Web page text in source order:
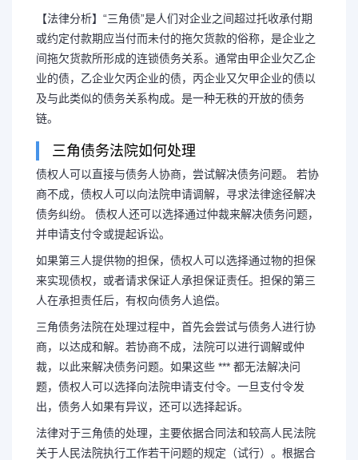
【法律分析】“三角债”是人们对企业之间超过托收承付期
或约定付款期应当付而未付的拖欠货款的俗称，是企业之
间拖欠货款所形成的连锁债务关系。通常由甲企业欠乙企
业的债，乙企业欠丙企业的债，丙企业又欠甲企业的债以
及与此类似的债务关系构成。是一种无秩的开放的债务
链。
三角债务法院如何处理
债权人可以直接与债务人协商，尝试解决债务问题。 若协
商不成，债权人可以向法院申请调解，寻求法律途径解决
债务纠纷。 债权人还可以选择通过仲裁来解决债务问题，
并申请支付令或提起诉讼。
如果第三人提供物的担保，债权人可以选择通过物的担保
来实现债权，或者请求保证人承担保证责任。担保的第三
人在承担责任后，有权向债务人追偿。
三角债务法院在处理过程中，首先会尝试与债务人进行协
商，以达成和解。若协商不成，法院可以进行调解或仲
裁，以此来解决债务问题。如果这些 *** 都无法解决问
题，债权人可以选择向法院申请支付令。一旦支付令发
出，债务人如果有异议，还可以选择起诉。
法律对于三角债的处理，主要依据合同法和较高人民法院
关于人民法院执行工作若干问题的规定（试行）。根据合